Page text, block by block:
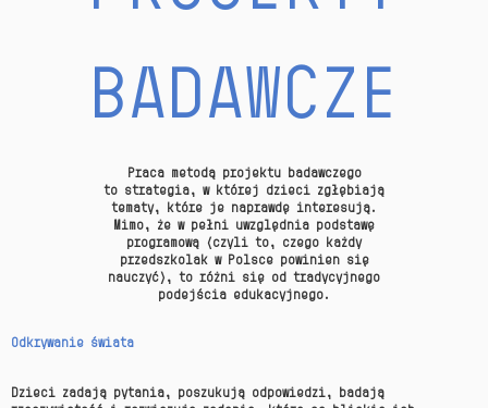
BADAWCZE
Praca metodą projektu badawczego
to strategia, w której dzieci zgłębiają
tematy, które je naprawdę interesują.
Mimo, że w pełni uwzględnia podstawę
programową (czyli to, czego każdy
przedszkolak w Polsce powinien się
nauczyć), to różni się od tradycyjnego
podejścia edukacyjnego.
Odkrywanie świata
Dzieci zadają pytania, poszukują odpowiedzi, badają